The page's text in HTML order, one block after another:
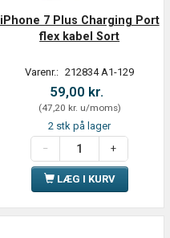
iPhone 7 Plus Charging Port
flex kabel Sort
Varenr.: 212834 A1-129
59,00 kr.
(47,20 kr. u/moms)
2 stk på lager
LÆG I KURV